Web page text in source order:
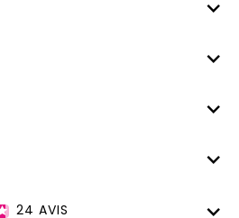
24 AVIS